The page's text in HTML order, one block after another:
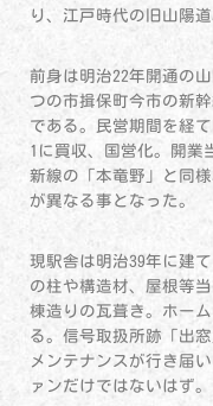
り、江戸時代の旧山陽
前身は明治22年開通の
つの市揖保町今市の新
である。民営期間を経
1に買収、国営化。開業
新線の「本竜野」と同
が異なる事となった。
現駅舎は明治39年に建
の柱や構造材、屋根等
棟造りの瓦葺き。ホー
る。信号取扱所跡「出
メンテナンスが行き届
ァンだけではないはず。